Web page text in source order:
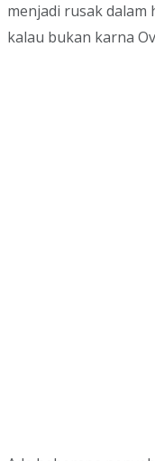
menjadi rusak dalam
kalau bukan karna